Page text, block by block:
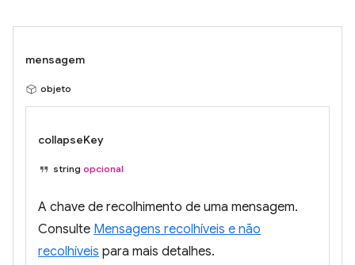
mensagem
objeto
collapseKey
string opcional
A chave de recolhimento de uma mensagem.
Consulte Mensagens recolhíveis e não
recolhíveis para mais detalhes.